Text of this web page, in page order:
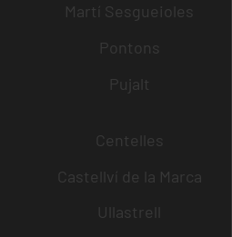
Martí Sesgueioles
Pontons
Pujalt
Centelles
Castellví de la Marca
Ullastrell